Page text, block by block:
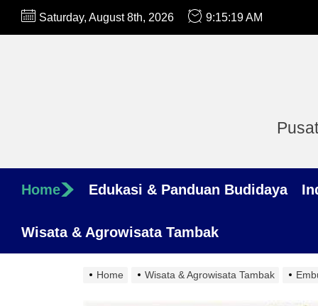
Skip
Saturday, August 8th, 2026 9:15:20 AM
Home Edukasi & Panduan Budidaya
Wisata & Agrowisata Tambak
Home Wisata & Agrowisata Tambak